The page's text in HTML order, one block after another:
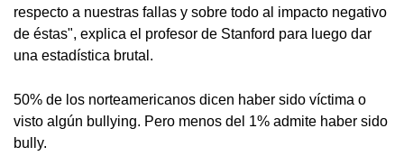
respecto a nuestras fallas y sobre todo al impacto negativo
de éstas", explica el profesor de Stanford para luego dar
una estadística brutal.
50% de los norteamericanos dicen haber sido víctima o
visto algún bullying. Pero menos del 1% admite haber sido
bully.